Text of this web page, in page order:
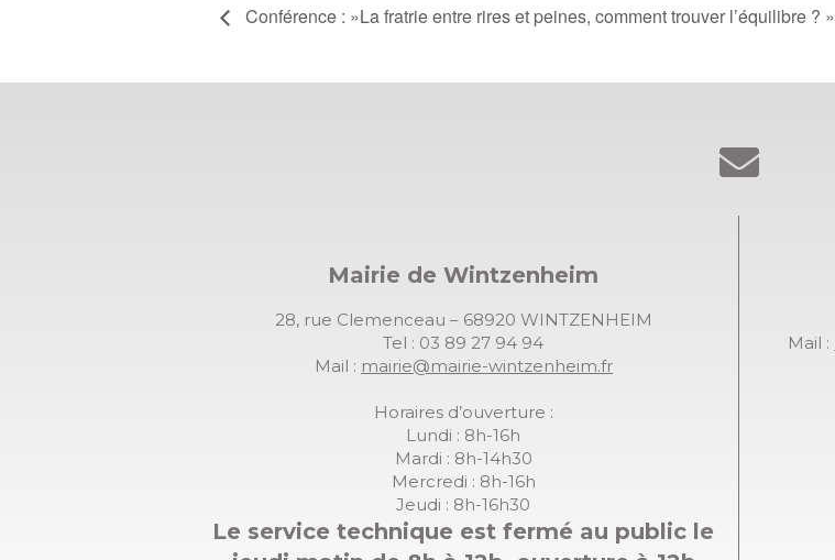
Conférence : »La fratrie entre rires et peines, comment trouver l’équilibre ? »
Mairie de Wintzenheim
28, rue Clemenceau – 68920 WINTZENHEIM
Tel : 03 89 27 94 94
Mail : mairie@mairie-wintzenheim.fr
Horaires d’ouverture :
Lundi : 8h-16h
Mardi : 8h-14h30
Mercredi : 8h-16h
Jeudi : 8h-16h30
Le service technique est fermé au public le
Mail :